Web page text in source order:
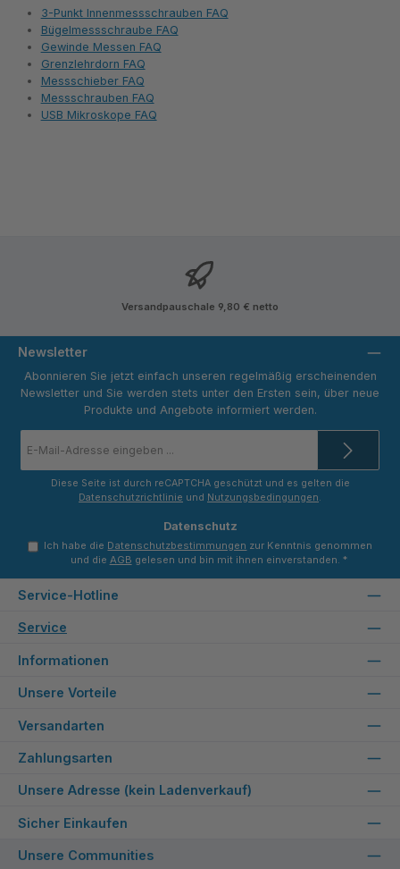
3-Punkt Innenmessschrauben FAQ
Bügelmessschraube FAQ
Gewinde Messen FAQ
Grenzlehrdorn FAQ
Messschieber FAQ
Messschrauben FAQ
USB Mikroskope FAQ
Versandpauschale 9,80 € netto
Newsletter
Abonnieren Sie jetzt einfach unseren regelmäßig erscheinenden
Newsletter und Sie werden stets unter den Ersten sein, über neue
Produkte und Angebote informiert werden.
Mail-
*
Diese Seite ist durch reCAPTCHA geschützt und es gelten die
Datenschutzrichtlinie und Nutzungsbedingungen.
Datenschutz
Ich habe die Datenschutzbestimmungen zur Kenntnis genommen
und die AGB gelesen und bin mit ihnen einverstanden. *
Service-Hotline
Service
Informationen
Unsere Vorteile
Versandarten
Zahlungsarten
Unsere Adresse (kein Ladenverkauf)
Sicher Einkaufen
Unsere Communities